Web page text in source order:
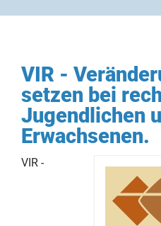
Fortbildungsangebote
VIR - Training
Wissenswertes
Förderhinweise
VIR -
setzen bei
Jugendlichen
Erwachsenen.
VIR -